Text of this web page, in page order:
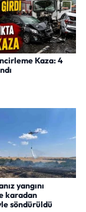
Kaza: 4
yangını
karadan
söndürüldü